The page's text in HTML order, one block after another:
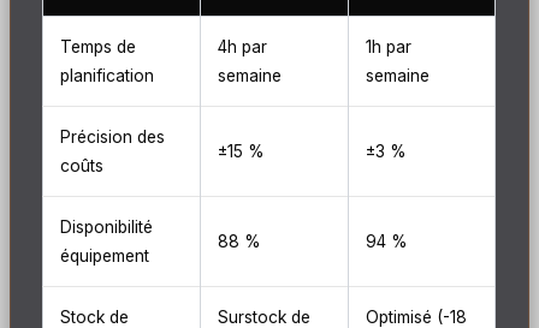
Temps de
planification
4h par
semaine
1h par
semaine
Précision des
coûts
±15 % ±3 %
Disponibilité
équipement
88 % 94 %
Stock de
Surstock de
Optimisé (-18